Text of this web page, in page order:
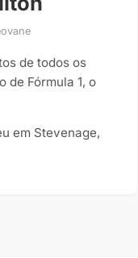
de todos os
de Fórmula 1, o
em Stevenage,